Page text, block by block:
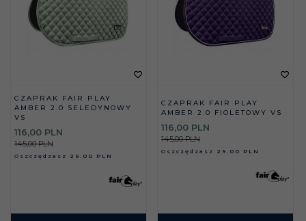
CZAPRAK FAIR PLAY
AMBER 2.0 SELEDYNOWY
VS
116,00 PLN
145,00 PLN
Oszczędzasz 29.00 PLN
CZAPRAK FAIR PLAY
AMBER 2.0 FIOLETOWY VS
116,00 PLN
145,00 PLN
Oszczędzasz 29.00 PLN